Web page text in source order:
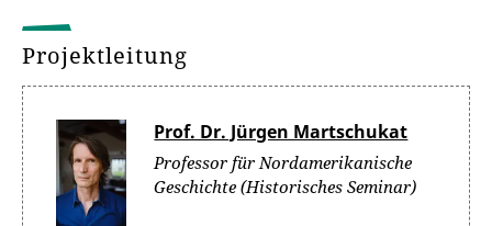
Projektleitung
Prof. Dr. Jürgen Martschukat
Professor für Nordamerikanische
Geschichte (Historisches Seminar)